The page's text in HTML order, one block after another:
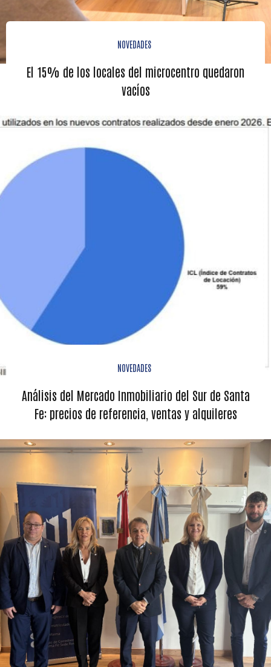
NOVEDADES
El 15% de los locales del microcentro quedaron
vacíos
NOVEDADES
Análisis del Mercado Inmobiliario del Sur de Santa
Fe: precios de referencia, ventas y alquileres